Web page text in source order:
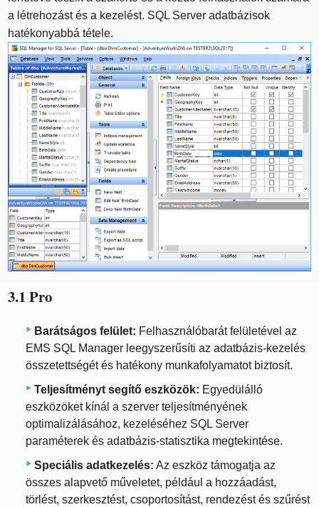
a létrehozást és a kezelést. SQL Server adatbázisok
hatékonyabbá tétele.
3.1 Pro
Barátságos felület: Felhasználóbarát felületével az
EMS SQL Manager leegyszerűsíti az adatbázis-kezelés
összetettségét és hatékony munkafolyamatot biztosít.
Teljesítményt segítő eszközök: Egyedülálló
eszközöket kínál a szerver teljesítményének
optimalizálásához, kezeléséhez SQL Server
paraméterek és adatbázis-statisztika megtekintése.
Speciális adatkezelés: Az eszköz támogatja az
összes alapvető műveletet, például a hozzáadást,
törlést, szerkesztést, csoportosítást, rendezést és szűrést